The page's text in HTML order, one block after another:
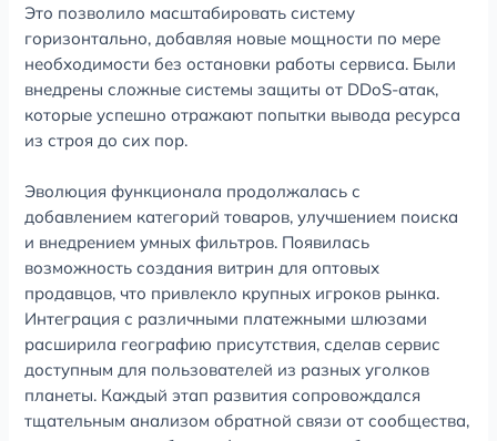
Это позволило масштабировать систему
горизонтально, добавляя новые мощности по мере
необходимости без остановки работы сервиса. Были
внедрены сложные системы защиты от DDoS-атак,
которые успешно отражают попытки вывода ресурса
из строя до сих пор.
Эволюция функционала продолжалась с
добавлением категорий товаров, улучшением поиска
и внедрением умных фильтров. Появилась
возможность создания витрин для оптовых
продавцов, что привлекло крупных игроков рынка.
Интеграция с различными платежными шлюзами
расширила географию присутствия, сделав сервис
доступным для пользователей из разных уголков
планеты. Каждый этап развития сопровождался
тщательным анализом обратной связи от сообщества,